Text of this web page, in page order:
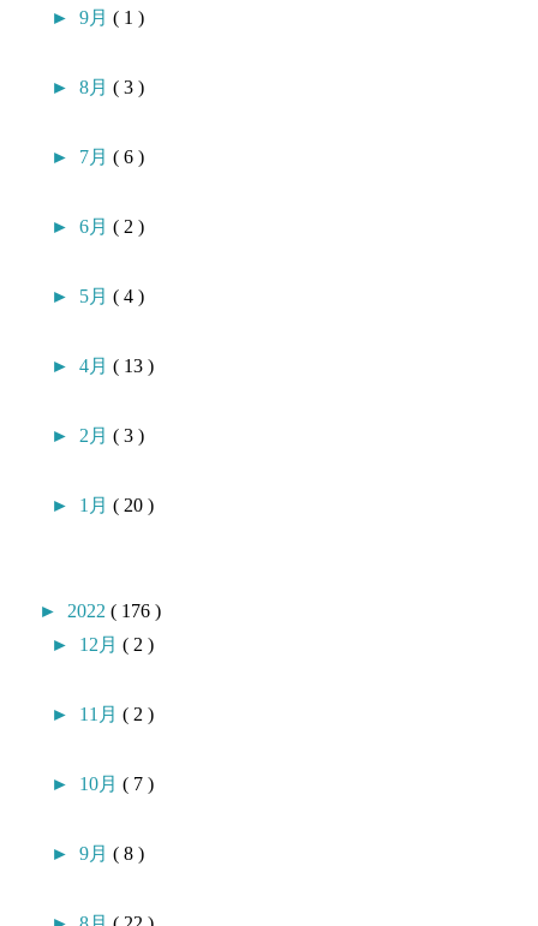
►9月( 1 )
►8月( 3 )
► 7月( 6 )
►6月( 2 )
► 5月( 4 )
►4月( 13 )
► 2月( 3 )
► 1月( 20 )
► 2022( 176 )
► 12月( 2 )
► 11月( 2 )
► 10月( 7 )
►9月( 8 )